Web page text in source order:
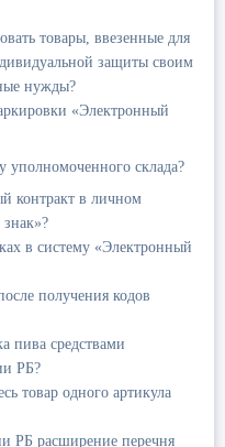
товары, ввезенные для
защиты своим
нужды?
«Электронный
уполномоченного склада?
контракт в личном
в систему «Электронный
получения кодов
пива средствами
РБ?
товар одного артикула
РБ расширение перечня